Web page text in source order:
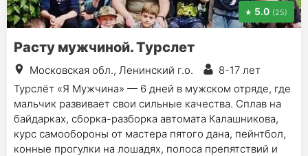
5.0 (25)
Расту мужчиной. Турслет
Московская обл., Ленинский г.о.
8-17 лет
Турслёт «Я Мужчина» — 6 дней в мужском отряде, где
мальчик развивает свои сильные качества. Сплав на
байдарках, сборка-разборка автомата Калашникова,
курс самообороны от мастера пятого дана, пейнтбол,
конные прогулки на лошадях, полоса препятствий и